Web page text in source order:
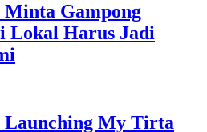
Gampong
Lokal Harus Jadi
Launching My Tirta